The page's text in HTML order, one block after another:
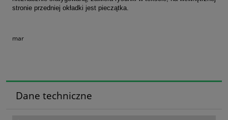
stronie przedniej okładki jest pieczątka.
mar
Dane techniczne